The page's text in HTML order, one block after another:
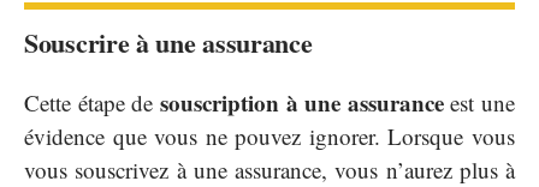
Souscrire à une assurance
Cette étape de souscription à une assuranceest une
évidence que vous ne pouvez ignorer. Lorsque vous
vous souscrivez à une assurance, vous n’aurez plus à